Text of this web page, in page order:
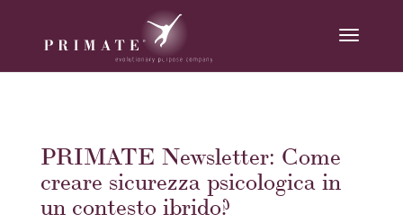
PRIMATE Newsletter: Come
creare sicurezza psicologica in
un contesto ibrido?